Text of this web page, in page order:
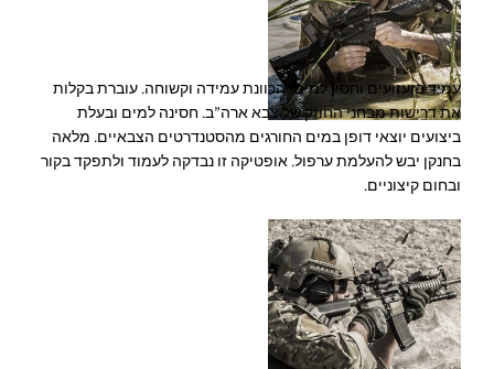
עמיד בזעזועים וחסין למים! הכוונת עמידה וקשוחה. עוברת בקלות
את דרישות מבחני החוזק של צבא ארה”ב. חסינה למים ובעלת
ביצועים יוצאי דופן במים החורגים מהסטנדרטים הצבאיים. מלאה
בחנקן יבש להעלמת ערפול. אופטיקה זו נבדקה לעמוד ולתפקד בקור
ובחום קיצוניים.